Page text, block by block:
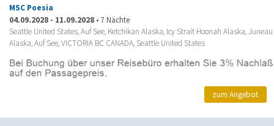
MSC Poesia
04.09.2028 - 11.09.2028 • 7 Nächte
Seattle United States, Auf See, Ketchikan Alaska, Icy Strait Hoonah Alaska, Juneau
Alaska, Auf See, VICTORIA BC CANADA, Seattle United States
zum Angebot